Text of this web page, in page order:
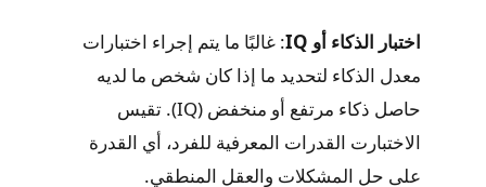
اختبار الذكاء أو IQ
: غالبًا ما يتم إجراء اختبارات
معدل الذكاء لتحديد ما إذا كان شخص ما لديه
حاصل ذكاء مرتفع أو منخفض (IQ). تقيس
الاختبارت القدرات المعرفية للفرد، أي القدرة
على حل المشكلات والعقل المنطقي.